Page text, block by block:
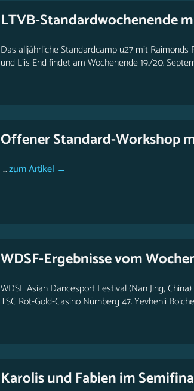
LTVB-Standardwochenende
Das alljährliche Standardcamp u27 mit
und Liis End findet am Wochenende 19./20.
Offener Standard-Workshop
...zum Artikel →
WDSF-Ergebnisse vom
WDSF Asian Dancesport Festival (Nan Jing,
TSC Rot-Gold-Casino Nürnberg 47. Yevhenii
Karolis und Fabien im